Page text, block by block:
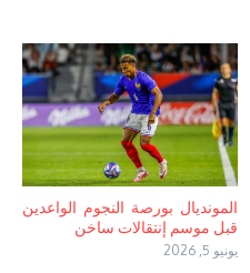
المونديال بورصة النجوم الواعدين
قبل موسم إنتقالات ساخن
يونيو 5, 2026